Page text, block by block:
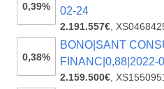
0,39%
02-24
2.191.557€,
0,38%
BONO|SANT
FINANC|0,88|2022-
2.159.500€,